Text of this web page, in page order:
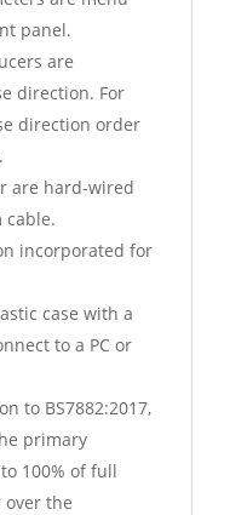
panel.
are
direction. For
direction order
are hard-wired
cable.
incorporated for
case with a
to a PC or
to BS7882:2017,
primary
100% of full
over the